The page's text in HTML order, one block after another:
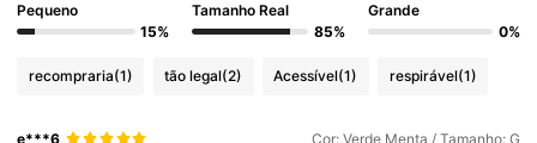
Pequeno
15%
Tamanho Real
85%
Grande
0%
recompraria(1) tão legal(2) Acessível(1) respirável(1)
e***6 Cor: Verde Menta / Tamanho: G